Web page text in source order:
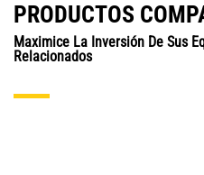
PRODUCTOS
Maximice La Inversión De Sus
Relacionados